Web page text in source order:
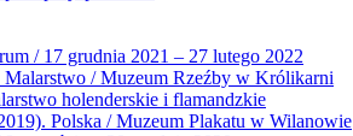
/ 17 grudnia 2021 – 27 lutego 2022
/ Muzeum Rzeźby w Królikarni
holenderskie i flamandzkie
Polska / Muzeum Plakatu w Wilanowie